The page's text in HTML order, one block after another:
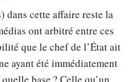
dans cette affaire reste la
ont arbitré entre ces
que le chef de l’État ait
ayant été immédiatement
quelle base ? Celle qu’un